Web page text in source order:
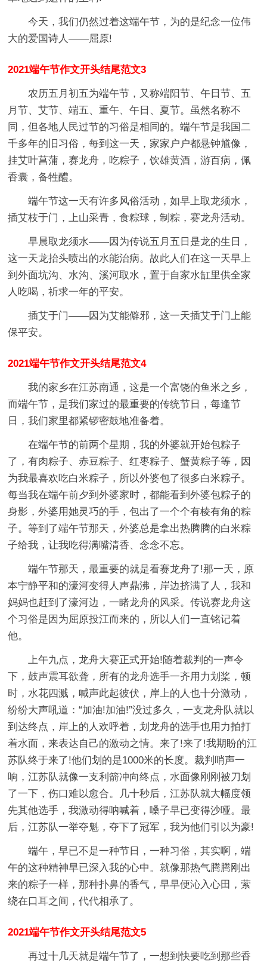
今天，我们仍然过着这端午节，为的是纪念一位伟
大的爱国诗人——屈原!
2021端午节作文开头结尾范文3
农历五月初五为端午节，又称端阳节、午日节、五
月节、艾节、端五、重午、午日、夏节。虽然名称不
同，但各地人民过节的习俗是相同的。端午节是我国二
千多年的旧习俗，每到这一天，家家户户都悬钟馗像，
挂艾叶菖蒲，赛龙舟，吃粽子，饮雄黄酒，游百病，佩
香囊，备牲醴。
端午节这一天有许多风俗活动，如早上取龙须水，
插艾枝于门，上山采青，食粽球，制粽，赛龙舟活动。
早晨取龙须水——因为传说五月五日是龙的生日，
这一天龙抬头喷出的水能治病。故此人们在这一天早上
到外面坑沟、水沟、溪河取水，置于自家水缸里供全家
人吃喝，祈求一年的平安。
插艾于门——因为艾能僻邪，这一天插艾于门上能
保平安。
2021端午节作文开头结尾范文4
我的家乡在江苏南通，这是一个富饶的鱼米之乡，
而端午节，是我们家过的最重要的传统节日，每逢节
日，我们家里都紧锣密鼓地准备着。
在端午节的前两个星期，我的外婆就开始包粽子
了，有肉粽子、赤豆粽子、红枣粽子、蟹黄粽子等，因
为我最喜欢吃白米粽子，所以外婆包了很多白米粽子。
每当我在端午前夕到外婆家时，都能看到外婆包粽子的
身影，外婆用她灵巧的手，包出了一个个有棱有角的粽
子。等到了端午节那天，外婆总是拿出热腾腾的白米粽
子给我，让我吃得满嘴清香、念念不忘。
端午节那天，最重要的就是看赛龙舟了!那一天，原
本宁静平和的濠河变得人声鼎沸，岸边挤满了人，我和
妈妈也赶到了濠河边，一睹龙舟的风采。传说赛龙舟这
个习俗是因为屈原投江而来的，所以人们一直铭记着
他。
上午九点，龙舟大赛正式开始!随着裁判的一声令
下，鼓声震耳欲聋，所有的龙舟选手一齐用力划桨，顿
时，水花四溅，喊声此起彼伏，岸上的人也十分激动，
纷纷大声吼道：“加油!加油!”没过多久，一支龙舟队就以
到达终点，岸上的人欢呼着，划龙舟的选手也用力拍打
着水面，来表达自己的激动之情。来了!来了!我期盼的江
苏队终于来了!他们划的是1000米的长度。裁判哨声一
响，江苏队就像一支利箭冲向终点，水面像刚刚被刀划
了一下，伤口难以愈合。几十秒后，江苏队就大幅度领
先其他选手，我激动得呐喊着，嗓子早已变得沙哑。最
后，江苏队一举夺魁，夺下了冠军，我为他们引以为豪!
端午，早已不是一种节日，一种习俗，其实啊，端
午的这种精神早已深入我的心中。就像那热气腾腾刚出
来的粽子一样，那种扑鼻的香气，早早便沁入心田，萦
绕在口耳之间，代代相承了。
2021端午节作文开头结尾范文5
再过十几天就是端午节了，一想到快要吃到那些香